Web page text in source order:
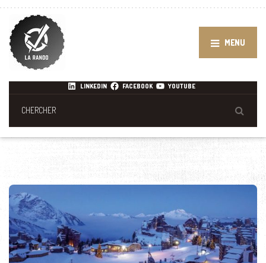
MENU
LINKEDIN FACEBOOK YOUTUBE